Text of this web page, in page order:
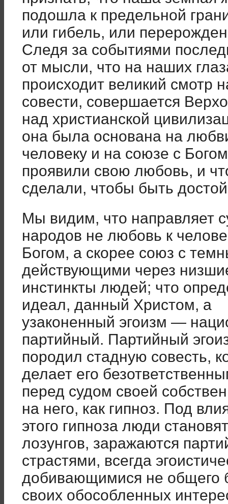
подошла к предельной
или гибель, или
Следя за событиями
от мысли, что на наших
происходит великий смотр
совести, совершается
над христианской
она была основана на
человеку и на союзе с
проявили свою любовь, и
сделали, чтобы быть
Мы видим, что направляет
народов не любовь к
Богом, а скорее союз с
действующими через
инстинкты людей; что
идеал, данный Христом, а
узаконенный эгоизм —
партийный. Партийный
породил стадную совесть,
делает его
перед судом своей
на него, как гипноз. Под
этого гипноза люди
лозунгов, заражаются
страстями, всегда
добивающимися не общего
своих обособленных